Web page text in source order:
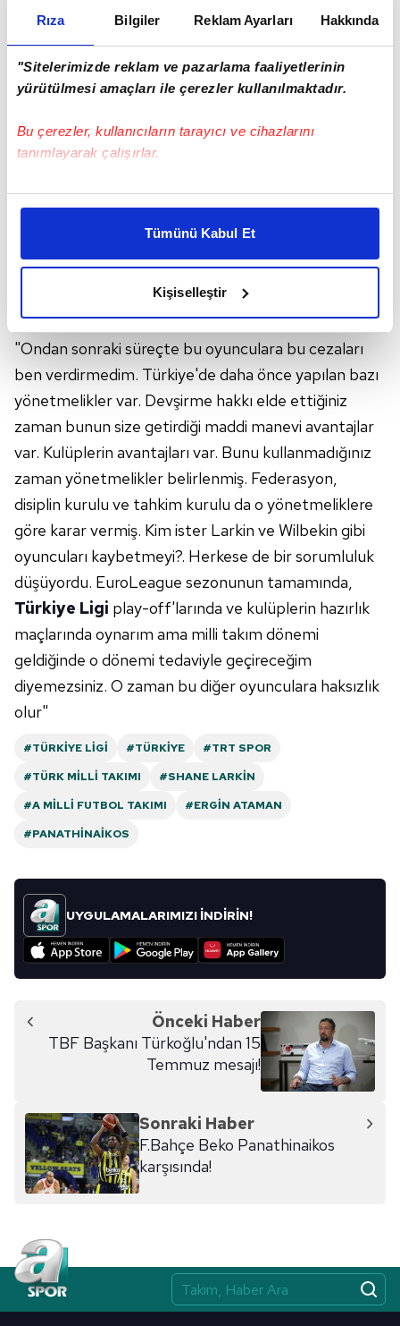
Rıza Bilgiler Reklam Ayarları Hakkında
"Sitelerimizde reklam ve pazarlama faaliyetlerinin
yürütülmesi amaçları ile çerezler kullanılmaktadır.
Bu çerezler, kullanıcıların tarayıcı ve cihazlarını
tanımlayarak çalışırlar.
Bu çerezlere izin vermeniz halinde sizlere özel
daha iyi reklam deneyimi yaşatabiliriz. Bunu yaparken
amacımızın size daha iyi bir reklam deneyimi sunmak
elimizden gelen çabayı gösterdiğimizi ve bu noktada,
kalemimiz olduğunu sizlere hatırlatmak isteriz.
Her halükârda, kullanıcılar, bu çerezlere izin vermedikleri
takdirde, kullanıcılara hedefli reklamlar
gösterilmeyecektir."
Sizlere daha iyi bir hizmet sunabilmek için İnternet
Sitemizde kendimize ve üçüncü kişilere ait çerezler
kullanılmaktadır. Bu çerezler vasıtasıyla çeşitli kişisel
verileriniz işlenmekte olup gerekli olan çerezler bilgi
toplumu hizmetlerinin sunulması amacıyla
kullanılmaktadır. Diğer çerezler, sitemizin daha işlevsel
kılınması ve kişiselleştirilmesi ve sizlere yönelik
reklam/pazarlama faaliyetlerinin yapılması, amaçlarıyla
sınırlı olarak açık rızanız dahilinde kullanılacaktır.
Çerezlere ilişkin tercihlerinizi aşağıda yer alan panel
vasıtasıyla belirleyebilirsiniz. Çerezlere ilişkin detaylı bilgi
Metnimiziziyaret edebilirsiniz.
6698 sayılı Kişisel Verilerin Korunması Kanunu uyarınca
ilgili mevzuata uygun olarak kullanılan çerezlerle ilgili bilgi
Tümünü Kabul Et
Kişiselleştir
Ergin Ataman konuya ilişkin ayrıca şunları
söyledi:
"Ondan sonraki süreçte bu oyunculara bu cezaları
ben verdirmedim. Türkiye'de daha önce yapılan bazı
yönetmelikler var. Devşirme hakkı elde ettiğiniz
zaman bunun size getirdiği maddi manevi avantajlar
var. Kulüplerin avantajları var. Bunu kullanmadığınız
zaman yönetmelikler belirlenmiş. Federasyon,
disiplin kurulu ve tahkim kurulu da o yönetmeliklere
göre karar vermiş. Kim ister Larkin ve Wilbekin gibi
oyuncuları kaybetmeyi?. Herkese de bir sorumluluk
düşüyordu. EuroLeague sezonunun tamamında,
Türkiye Ligi play-off'larında ve kulüplerin hazırlık
maçlarında oynarım ama milli takım dönemi
geldiğinde o dönemi tedaviyle geçireceğim
diyemezsiniz. O zaman bu diğer oyunculara haksızlık
olur"
#TÜRKIYE LIGI #TÜRKIYE
#TRT SPOR
#TÜRK MILLI TAKIMI
#SHANE LARKIN
#A MILLI FUTBOL TAKIMI
#ERGIN ATAMAN
#PANATHINAIKOS
UYGULAMALARIMIZI İNDİRİN!
Önceki Haber
TBF Başkanı Türkoğlu'ndan 15
Temmuz mesajı!
Sonraki Haber
F.Bahçe Beko Panathinaikos
karşısında!